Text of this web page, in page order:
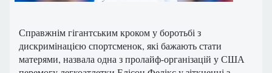
Справжнім гігантським кроком у боротьбі з
дискримінацією спортсменок, які бажають стати
матерями, назвала одна з пролайф-організацій у США